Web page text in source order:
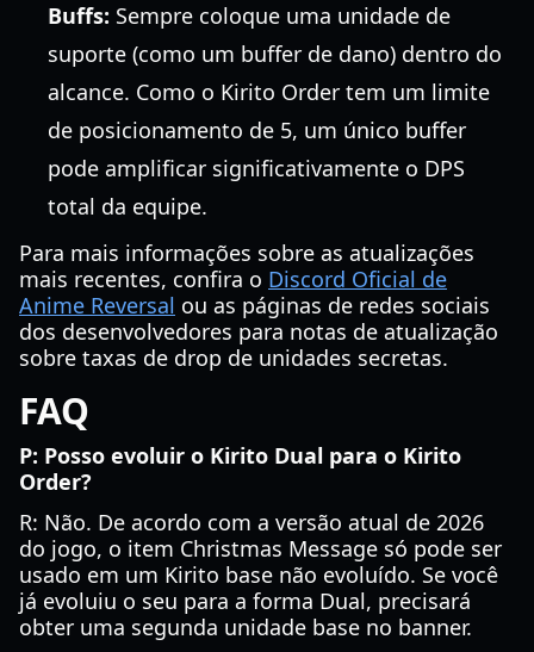
Buffs: Sempre coloque uma unidade de
suporte (como um buffer de dano) dentro do
alcance. Como o Kirito Order tem um limite
de posicionamento de 5, um único buffer
pode amplificar significativamente o DPS
total da equipe.
Para mais informações sobre as atualizações
mais recentes, confira o Discord Oficial de
Anime Reversal ou as páginas de redes sociais
dos desenvolvedores para notas de atualização
sobre taxas de drop de unidades secretas.
FAQ
P: Posso evoluir o Kirito Dual para o Kirito
Order?
R: Não. De acordo com a versão atual de 2026
do jogo, o item Christmas Message só pode ser
usado em um Kirito base não evoluído. Se você
já evoluiu o seu para a forma Dual, precisará
obter uma segunda unidade base no banner.